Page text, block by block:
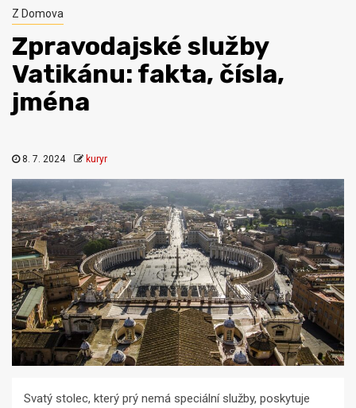
Z Domova
Zpravodajské služby
Vatikánu: fakta, čísla,
jména
8. 7. 2024 kuryr
Svatý stolec, který prý nemá speciální služby, poskytuje